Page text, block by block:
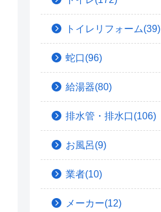
トイレリフォーム(39)
蛇口(96)
給湯器(80)
排水管・排水口(106)
お風呂(9)
業者(10)
メーカー(12)